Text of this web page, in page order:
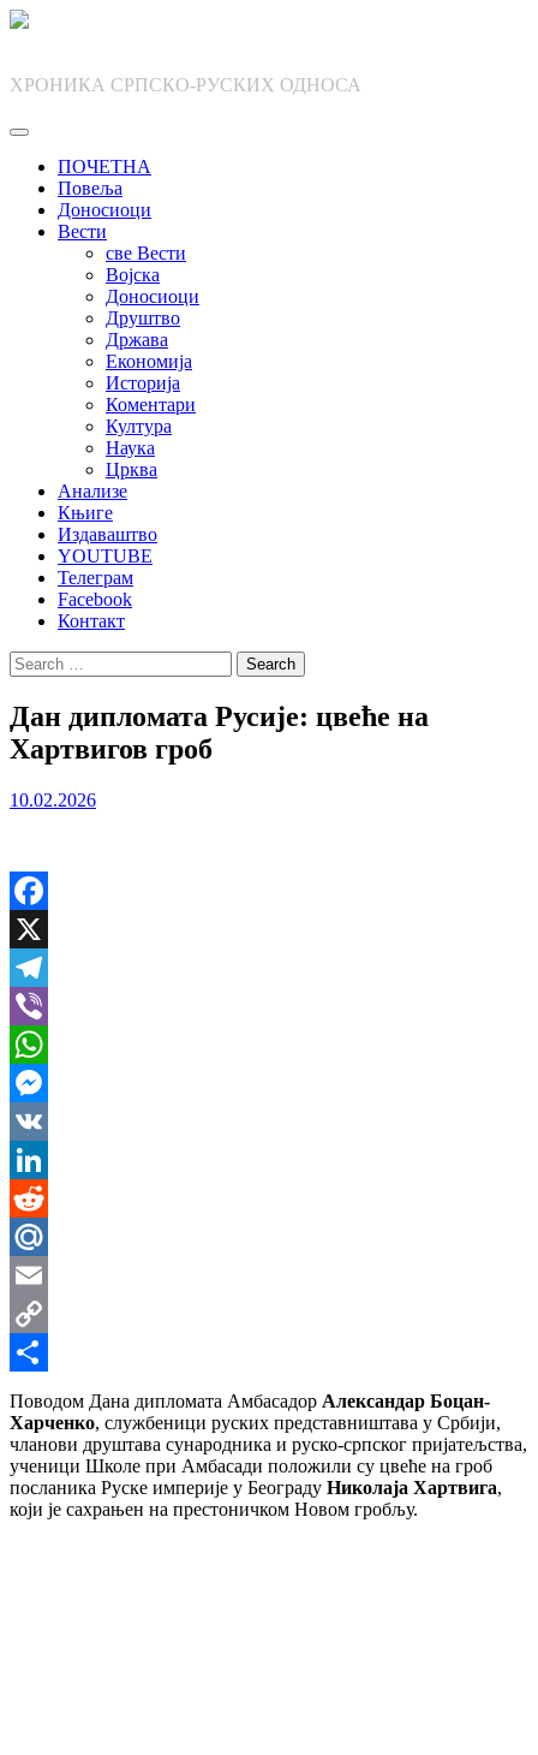
Skip
ХРОНИКА СРПСКО-РУСКИХ ОДНОСА
ПОЧЕТНА
Повеља
Доносиоци
Вести
све Вести
Војска
Доносиоци
Друштво
Држава
Економија
Историја
Коментари
Култура
Наука
Црква
Анализе
Књиге
Издаваштво
YOUTUBE
Телеграм
Facebook
Контакт
Search
for:
Дан дипломата Русије: цвеће на
Хартвигов гроб
10.02.2026
Facebook
X
Telegram
Viber
WhatsApp
Messenger
VK
LinkedIn
Reddit
Mail.Ru
Email
Copy
Link
Share
Поводом Дана дипломата Амбасадор Александар Боцан-
Харченко, службеници руских представништава у Србији,
чланови друштава сународника и руско-српског пријатељства,
ученици Школе при Амбасади положили су цвеће на гроб
посланика Руске империје у Београду Николаја Хартвига,
који је сахрањен на престоничком Новом гробљу.